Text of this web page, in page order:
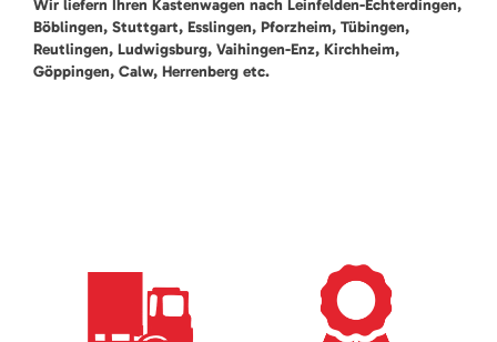
Wir liefern Ihren Kastenwagen nach Leinfelden-Echterdingen,
Böblingen, Stuttgart, Esslingen, Pforzheim, Tübingen,
Reutlingen, Ludwigsburg, Vaihingen-Enz, Kirchheim,
Göppingen, Calw, Herrenberg etc.